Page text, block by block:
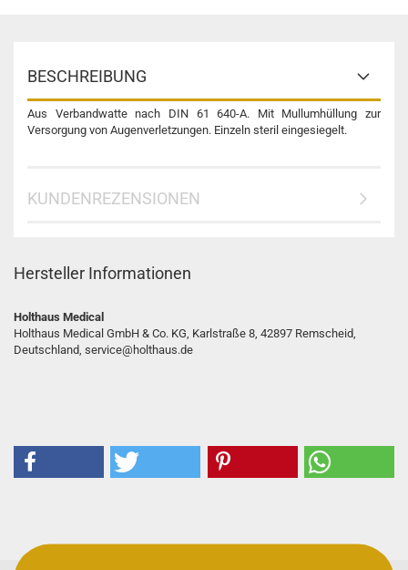
BESCHREIBUNG
Aus Verbandwatte nach DIN 61 640-A. Mit Mullumhüllung zur
Versorgung von Augenverletzungen. Einzeln steril eingesiegelt.
KUNDENREZENSIONEN
Hersteller Informationen
Holthaus Medical
Holthaus Medical GmbH & Co. KG, Karlstraße 8, 42897 Remscheid,
Deutschland, service@holthaus.de